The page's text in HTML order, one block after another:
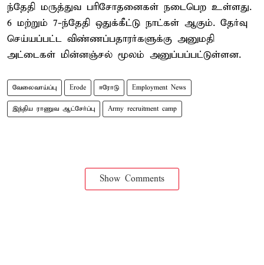
ந்தேதி மருத்துவ பரிசோதனைகள் நடைபெற உள்ளது.
6 மற்றும் 7-ந்தேதி ஒதுக்கீட்டு நாட்கள் ஆகும். தேர்வு
செய்யப்பட்ட விண்ணப்பதாரர்களுக்கு அனுமதி
அட்டைகள் மின்னஞ்சல் மூலம் அனுப்பப்பட்டுள்ளன.
வேலைவாய்ப்பு Erode ஈரோடு Employment News
இந்திய ராணுவ ஆட்சேர்ப்பு Army recruitment camp
Show Comments